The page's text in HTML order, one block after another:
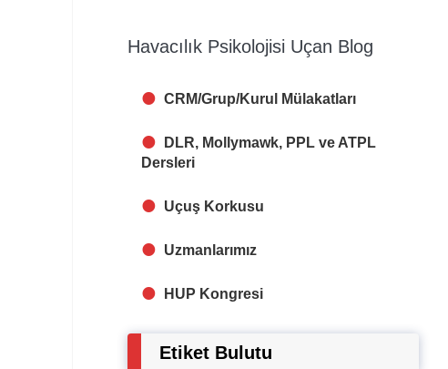
Havacılık Psikolojisi Uçan Blog
CRM/Grup/Kurul Mülakatları
DLR, Mollymawk, PPL ve ATPL
Dersleri
Uçuş Korkusu
Uzmanlarımız
HUP Kongresi
Etiket Bulutu